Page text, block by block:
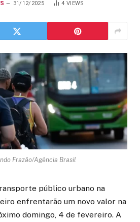
31/12/2025 4 VIEWS
Frazão/Agência Brasil
público urbano na
enfrentarão um novo valor na
domingo, 4 de fevereiro. A